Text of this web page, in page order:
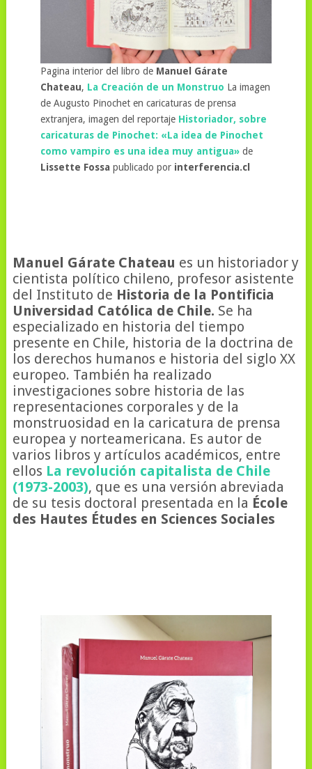
Pagina interior del libro de Manuel Gárate
Chateau, La Creación de un Monstruo La imagen
de Augusto Pinochet en caricaturas de prensa
extranjera, imagen del reportaje Historiador, sobre
caricaturas de Pinochet: «La idea de Pinochet
como vampiro es una idea muy antigua» de
Lissette Fossa publicado por interferencia.cl
Manuel Gárate Chateau es un historiador y
cientista político chileno, profesor asistente
del Instituto de Historia de la Pontificia
Universidad Católica de Chile. Se ha
especializado en historia del tiempo
presente en Chile, historia de la doctrina de
los derechos humanos e historia del siglo XX
europeo. También ha realizado
investigaciones sobre historia de las
representaciones corporales y de la
monstruosidad en la caricatura de prensa
europea y norteamericana. Es autor de
varios libros y artículos académicos, entre
ellos La revolución capitalista de Chile
(1973-2003), que es una versión abreviada
de su tesis doctoral presentada en la École
des Hautes Études en Sciences Sociales